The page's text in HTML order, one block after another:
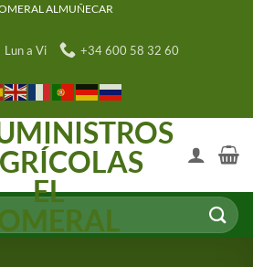
ALMUÑECAR
Lun a Vi +34 600 58 32 60
EL